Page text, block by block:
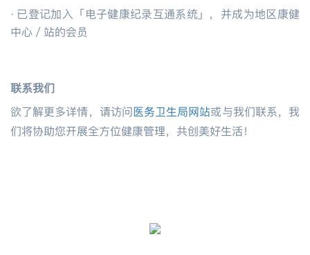
· 已登记加入「电子健康纪录互通系统」，并成为地区康健
中心／站的会员
联系我们
欲了解更多详情，请访问 医务卫生局网站或与我们联系，我
们将协助您开展全方位健康管理，共创美好生活！